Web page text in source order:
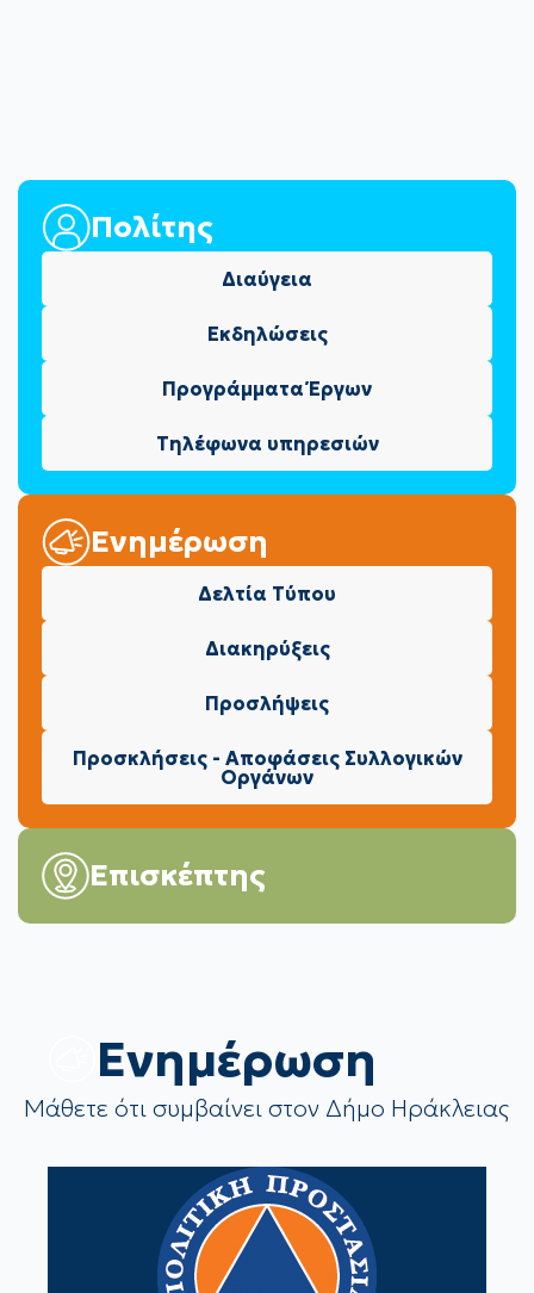
Πολίτης
Διαύγεια
Εκδηλώσεις
Προγράμματα Έργων
Τηλέφωνα υπηρεσιών
Ενημέρωση
Δελτία Τύπου
Διακηρύξεις
Προσλήψεις
Προσκλήσεις - Αποφάσεις Συλλογικών
Οργάνων
Επισκέπτης
Eνημέρωση
Μάθετε ότι συμβαίνει στον Δήμο Ηράκλειας